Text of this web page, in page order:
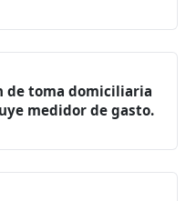
de toma domiciliaria
medidor de gasto.